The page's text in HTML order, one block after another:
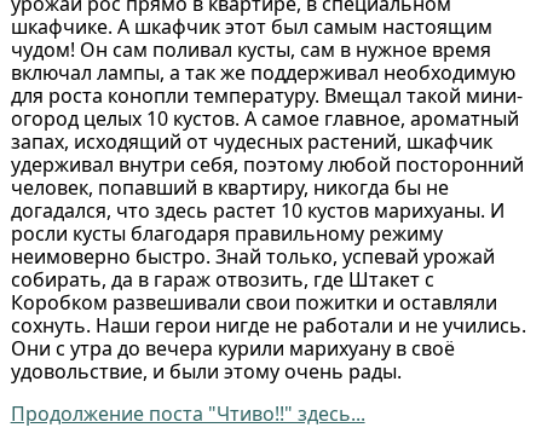
шкафчике. А шкафчик этот был самым настоящим
чудом! Он сам поливал кусты, сам в нужное время
включал лампы, а так же поддерживал необходимую
для роста конопли температуру. Вмещал такой мини-
огород целых 10 кустов. А самое главное, ароматный
запах, исходящий от чудесных растений, шкафчик
удерживал внутри себя, поэтому любой посторонний
человек, попавший в квартиру, никогда бы не
догадался, что здесь растет 10 кустов марихуаны. И
росли кусты благодаря правильному режиму
неимоверно быстро. Знай только, успевай урожай
собирать, да в гараж отвозить, где Штакет с
Коробком развешивали свои пожитки и оставляли
сохнуть. Наши герои нигде не работали и не учились.
Они с утра до вечера курили марихуану в своё
удовольствие, и были этому очень рады.
Продолжение поста "Чтиво!!" здесь...